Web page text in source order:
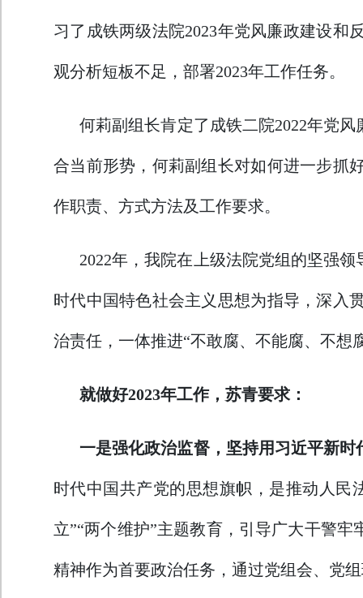
习了成铁两级法院2023年党风廉政建设和
观分析短板不足，部署2023年工作任务。
何莉副组长肯定了成铁二院2022年党
合当前形势，何莉副组长对如何进一步抓
作职责、方式方法及工作要求。
2022年，我院在上级法院党组的坚强
时代中国特色社会主义思想为指导，深入
治责任，一体推进“不敢腐、不能腐、不想
就做好2023年工作，苏青要求：
一是强化政治监督，坚持用习近平新
时代中国共产党的思想旗帜，是推动人民
立”“两个维护”主题教育，引导广大干警
精神作为首要政治任务，通过党组会、党